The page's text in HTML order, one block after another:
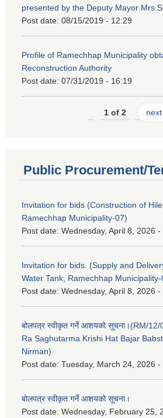
presented by the Deputy Mayor
Post date: 08/15/2019 - 12:29
Profile of Ramechhap Municipality
Reconstruction Authority
Post date: 07/31/2019 - 16:19
1 of 2 next
Public Procurement/
Invitation for bids (Construction of
Ramechhap Municipality-07)
Post date: Wednesday, April 8, 2026 -
Invitation for bids. (Supply and
Water Tank, Ramechhap
Post date: Wednesday, April 8, 2026 -
बोलपत्र स्वीकृत गर्ने आशयको सूचना।(RM/
Ra Saghutarma Krishi Hat Bajar
Nirman)
Post date: Tuesday, March 24, 2026 -
बोलपत्र स्वीकृत गर्ने आशयको सूचना।
Post date: Wednesday, February 25,